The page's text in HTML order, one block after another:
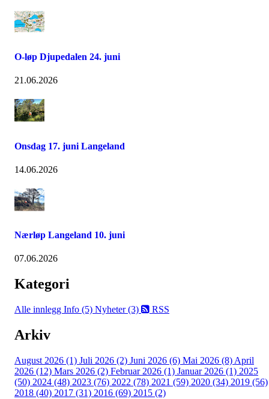
O-løp Djupedalen 24. juni
21.06.2026
Onsdag 17. juni Langeland
14.06.2026
Nærløp Langeland 10. juni
07.06.2026
Kategori
Alle innlegg Info (5) Nyheter (3) RSS
Arkiv
August 2026 (1) Juli 2026 (2) Juni 2026 (6) Mai 2026 (8) April
2026 (12) Mars 2026 (2) Februar 2026 (1) Januar 2026 (1) 2025
(50) 2024 (48) 2023 (76) 2022 (78) 2021 (59) 2020 (34) 2019 (56)
2018 (40) 2017 (31) 2016 (69) 2015 (2)